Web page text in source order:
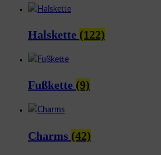
Halskette (122)
Fußkette (9)
Charms (42)